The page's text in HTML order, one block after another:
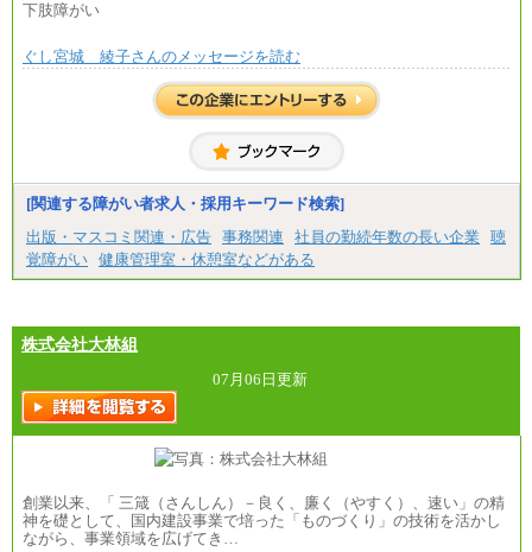
下肢障がい
ぐし宮城 綾子さんのメッセージを読む
[関連する障がい者求人・採用キーワード検索]
出版・マスコミ関連・広告 事務関連 社員の勤続年数の長い企業
聴
覚障がい 健康管理室・休憩室などがある
株式会社大林組
07月06日更新
創業以来、「 三箴（さんしん）－良く、廉く（やすく）、速い」の精
神を礎として、国内建設事業で培った「ものづくり」の技術を活かし
ながら、事業領域を広げてき…